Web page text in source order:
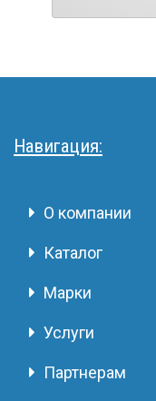
Навигация:
О компании
Каталог
Марки
Услуги
Партнерам